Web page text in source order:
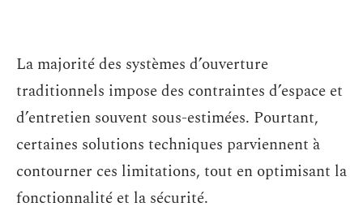
La majorité des systèmes d’ouverture
traditionnels impose des contraintes d’espace et
d’entretien souvent sous-estimées. Pourtant,
certaines solutions techniques parviennent à
contourner ces limitations, tout en optimisant la
fonctionnalité et la sécurité.